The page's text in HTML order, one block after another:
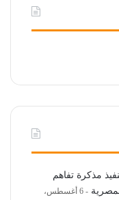
مذكرة تفاهم
6 أغسطس،